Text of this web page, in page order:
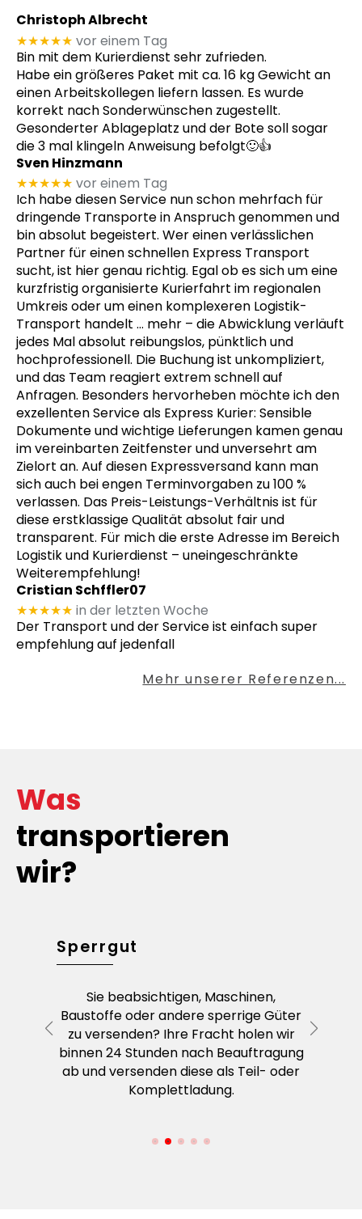
Christoph Albrecht
★★★★★ vor einem Tag
Bin mit dem Kurierdienst sehr zufrieden.
Habe ein größeres Paket mit ca. 16 kg Gewicht an
einen Arbeitskollegen liefern lassen. Es wurde
korrekt nach Sonderwünschen zugestellt.
Gesonderter Ablageplatz und der Bote soll sogar
die 3 mal klingeln Anweisung befolgt🙂👍
Sven Hinzmann
★★★★★ vor einem Tag
Ich habe diesen Service nun schon mehrfach für
dringende Transporte in Anspruch genommen und
bin absolut begeistert. Wer einen verlässlichen
Partner für einen schnellen Express Transport
sucht, ist hier genau richtig. Egal ob es sich um eine
kurzfristig organisierte Kurierfahrt im regionalen
Umkreis oder um einen komplexeren Logistik-
Transport handelt … mehr – die Abwicklung verläuft
jedes Mal absolut reibungslos, pünktlich und
hochprofessionell. Die Buchung ist unkompliziert,
und das Team reagiert extrem schnell auf
Anfragen. Besonders hervorheben möchte ich den
exzellenten Service als Express Kurier: Sensible
Dokumente und wichtige Lieferungen kamen genau
im vereinbarten Zeitfenster und unversehrt am
Zielort an. Auf diesen Expressversand kann man
sich auch bei engen Terminvorgaben zu 100 %
verlassen. Das Preis-Leistungs-Verhältnis ist für
diese erstklassige Qualität absolut fair und
transparent. Für mich die erste Adresse im Bereich
Logistik und Kurierdienst – uneingeschränkte
Weiterempfehlung!
Cristian Schffler07
★★★★★ in der letzten Woche
Der Transport und der Service ist einfach super
empfehlung auf jedenfall
Mehr unserer Referenzen...
Was
transportieren
wir?
Sperrgut
Sie beabsichtigen, Maschinen,
Baustoffe oder andere sperrige Güter
zu versenden? Ihre Fracht holen wir
binnen 24 Stunden nach Beauftragung
ab und versenden diese als Teil- oder
Komplettladung.